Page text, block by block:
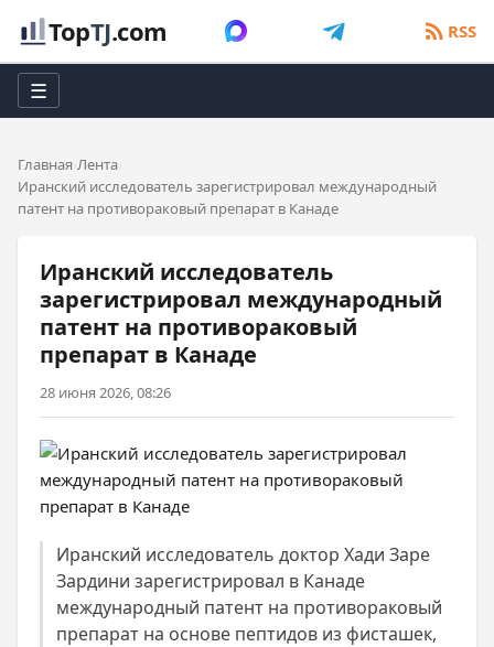
TopTJ.com RSS
☰
Главная Лента
Иранский исследователь зарегистрировал международный
патент на противораковый препарат в Канаде
Иранский исследователь
зарегистрировал международный
патент на противораковый
препарат в Канаде
28 июня 2026, 08:26
Иранский исследователь доктор Хади Заре
Зардини зарегистрировал в Канаде
международный патент на противораковый
препарат на основе пептидов из фисташек,